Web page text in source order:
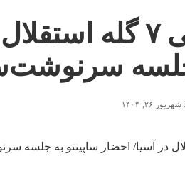
تبعات ناکامی ۷
جلسه
۲۶, ۱۴۰۴